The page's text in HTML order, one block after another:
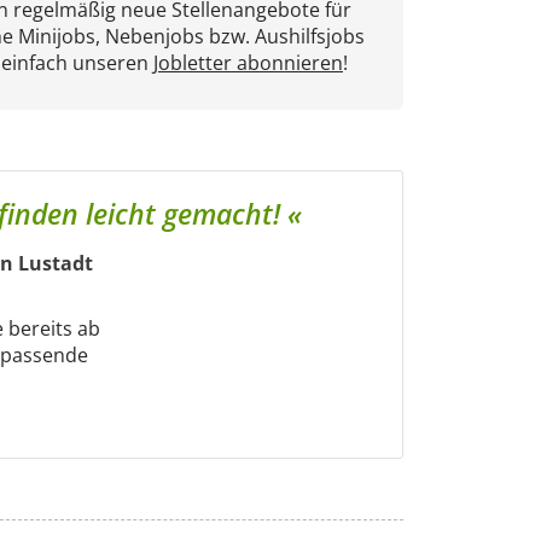
regelmäßig neue Stellenangebote für
Minijobs, Nebenjobs bzw. Aushilfsjobs
unseren Jobletter abonnieren!
leicht gemacht! «
Lustadt
bereits ab